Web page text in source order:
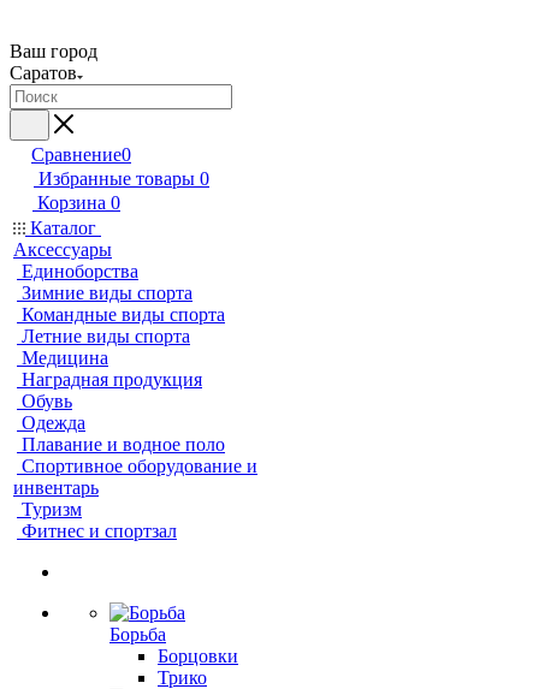
Ваш город
Саратов
Сравнение0
Избранные товары 0
Корзина 0
Каталог
Аксессуары
Единоборства
Зимние виды спорта
Командные виды спорта
Летние виды спорта
Медицина
Наградная продукция
Обувь
Одежда
Плавание и водное поло
Спортивное оборудование и
инвентарь
Туризм
Фитнес и спортзал
Борьба
Борцовки
Трико